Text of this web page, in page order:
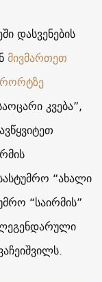
დასვენების
მივმართეთ
კვება”,
“ახალი
“საირმის”